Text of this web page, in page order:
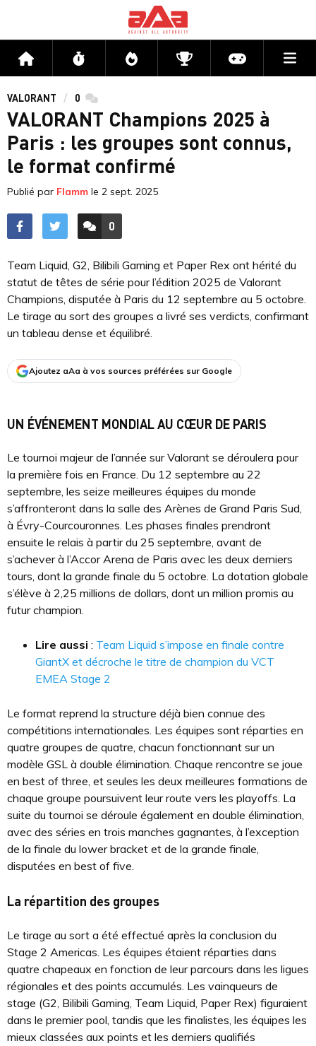
Accueil Flux Directs CompétitionsActu jeux
VALORANT 0 commentaires
VALORANT Champions 2025 à
Paris : les groupes sont connus,
le format confirmé
Publié par Flamm le 2 sept. 2025
ACCÉDER AUX
0
COMMENTAIRES
Team Liquid, G2, Bilibili Gaming et Paper Rex ont hérité du
statut de têtes de série pour l’édition 2025 de Valorant
Champions, disputée à Paris du 12 septembre au 5 octobre.
Le tirage au sort des groupes a livré ses verdicts, confirmant
un tableau dense et équilibré.
Ajoutez aAa à vos sources préférées sur Google
UN ÉVÉNEMENT MONDIAL AU CŒUR DE PARIS
Le tournoi majeur de l’année sur Valorant se déroulera pour
la première fois en France. Du 12 septembre au 22
septembre, les seize meilleures équipes du monde
s’affronteront dans la salle des Arènes de Grand Paris Sud,
à Évry-Courcouronnes. Les phases finales prendront
ensuite le relais à partir du 25 septembre, avant de
s’achever à l’Accor Arena de Paris avec les deux derniers
tours, dont la grande finale du 5 octobre. La dotation globale
s’élève à 2,25 millions de dollars, dont un million promis au
futur champion.
Lire aussi : Team Liquid s’impose en finale contre
GiantX et décroche le titre de champion du VCT
EMEA Stage 2
Le format reprend la structure déjà bien connue des
compétitions internationales. Les équipes sont réparties en
quatre groupes de quatre, chacun fonctionnant sur un
modèle GSL à double élimination. Chaque rencontre se joue
en best of three, et seules les deux meilleures formations de
chaque groupe poursuivent leur route vers les playoffs. La
suite du tournoi se déroule également en double élimination,
avec des séries en trois manches gagnantes, à l’exception
de la finale du lower bracket et de la grande finale,
disputées en best of five.
La répartition des groupes
Le tirage au sort a été effectué après la conclusion du
Stage 2 Americas. Les équipes étaient réparties dans
quatre chapeaux en fonction de leur parcours dans les ligues
régionales et des points accumulés. Les vainqueurs de
stage (G2, Bilibili Gaming, Team Liquid, Paper Rex) figuraient
dans le premier pool, tandis que les finalistes, les équipes les
mieux classées aux points et les derniers qualifiés